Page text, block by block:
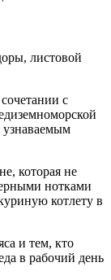
листовой
с
узнаваемым
которая не
нотками
котлету в
и тем, кто
в рабочий день